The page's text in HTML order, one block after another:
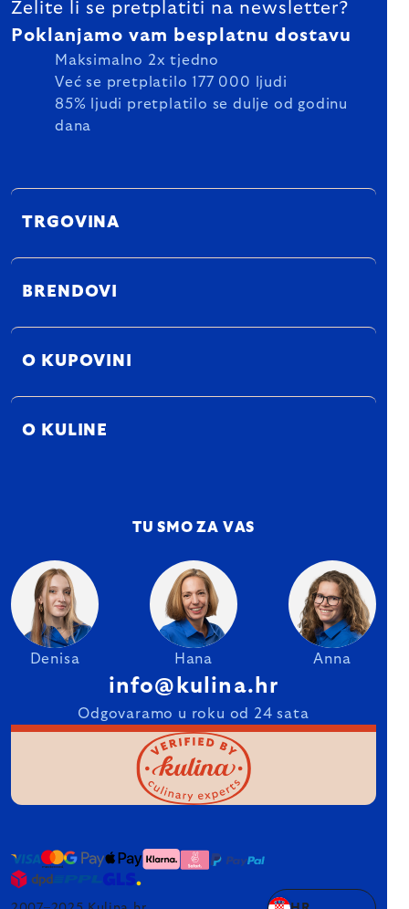
Želite li se pretplatiti na newsletter?
Poklanjamo vam besplatnu dostavu
Maksimalno 2x tjedno
Već se pretplatilo 177 000 ljudi
85% ljudi pretplatilo se dulje od godinu
dana
TRGOVINA
BRENDOVI
O KUPOVINI
O KULINE
TU SMO ZA VAS
Denisa Hana Anna
info@kulina.hr
Odgovaramo u roku od 24 sata